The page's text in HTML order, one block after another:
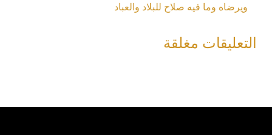
ويرضاه وما فيه صلاح للبلاد والعباد
التعليقات مغلقة